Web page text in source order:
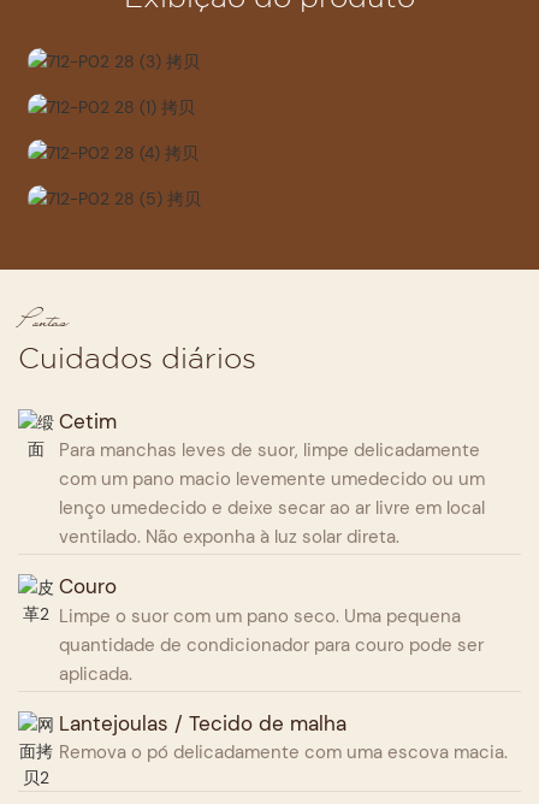
Pontas
Cuidados diários
Cetim
Para manchas leves de suor, limpe delicadamente
com um pano macio levemente umedecido ou um
lenço umedecido e deixe secar ao ar livre em local
ventilado. Não exponha à luz solar direta.
Couro
Limpe o suor com um pano seco. Uma pequena
quantidade de condicionador para couro pode ser
aplicada.
Lantejoulas / Tecido de malha
Remova o pó delicadamente com uma escova macia.